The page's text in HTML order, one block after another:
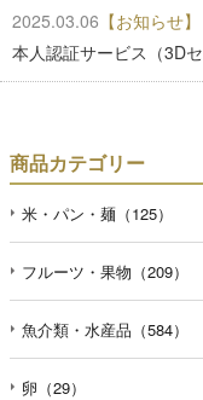
2025.03.06 【お知らせ】
本人認証サービス（3D
商品カテゴリー
米・パン・麺（125）
フルーツ・果物（209）
魚介類・水産品（584）
卵（29）